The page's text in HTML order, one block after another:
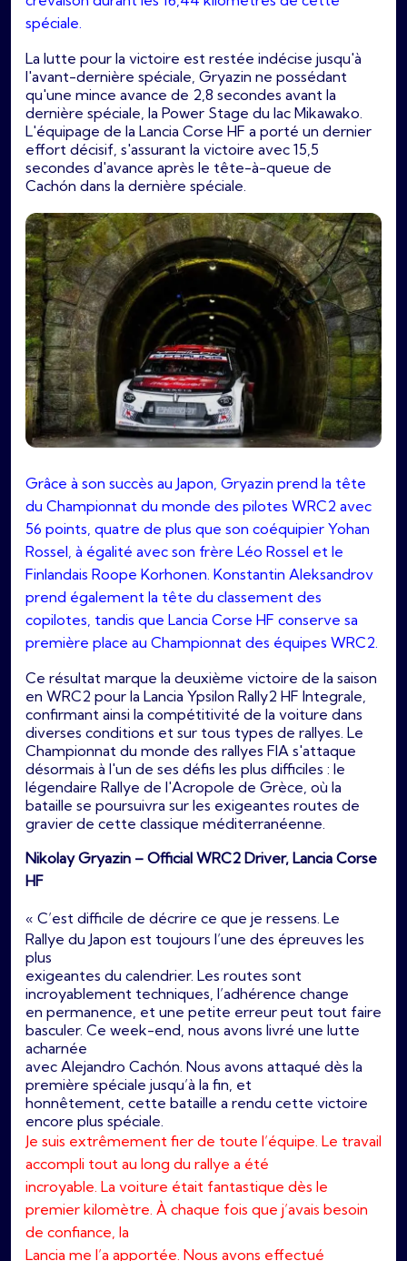
spéciale.
La lutte pour la victoire est restée indécise jusqu'à
l'avant-dernière spéciale, Gryazin ne possédant
qu'une mince avance de 2,8 secondes avant la
dernière spéciale, la Power Stage du lac Mikawako.
L'équipage de la Lancia Corse HF a porté un dernier
effort décisif, s'assurant la victoire avec 15,5
secondes d'avance après le tête-à-queue de
Cachón dans la dernière spéciale.
Grâce à son succès au Japon, Gryazin prend la tête
du Championnat du monde des pilotes WRC2 avec
56 points, quatre de plus que son coéquipier Yohan
Rossel, à égalité avec son frère Léo Rossel et le
Finlandais Roope Korhonen. Konstantin Aleksandrov
prend également la tête du classement des
copilotes, tandis que Lancia Corse HF conserve sa
première place au Championnat des équipes WRC2.
Ce résultat marque la deuxième victoire de la saison
en WRC2 pour la Lancia Ypsilon Rally2 HF Integrale,
confirmant ainsi la compétitivité de la voiture dans
diverses conditions et sur tous types de rallyes. Le
Championnat du monde des rallyes FIA s'attaque
désormais à l'un de ses défis les plus difficiles : le
légendaire Rallye de l'Acropole de Grèce, où la
bataille se poursuivra sur les exigeantes routes de
gravier de cette classique méditerranéenne.
Nikolay Gryazin – Official WRC2 Driver, Lancia Corse
HF
« C’est difficile de décrire ce que je ressens. Le
Rallye du Japon est toujours l’une des épreuves les
plus
exigeantes du calendrier. Les routes sont
incroyablement techniques, l’adhérence change
en permanence, et une petite erreur peut tout faire
basculer. Ce week-end, nous avons livré une lutte
acharnée
avec Alejandro Cachón. Nous avons attaqué dès la
première spéciale jusqu’à la fin, et
honnêtement, cette bataille a rendu cette victoire
encore plus spéciale.
Je suis extrêmement fier de toute l’équipe. Le travail
accompli tout au long du rallye a été
incroyable. La voiture était fantastique dès le
premier kilomètre. À chaque fois que j’avais besoin
de confiance, la
Lancia me l’a apportée. Nous avons effectué